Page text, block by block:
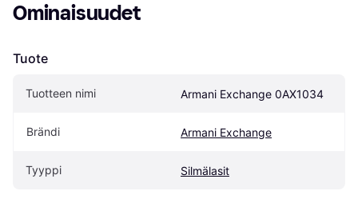
Ominaisuudet
Tuote
Tuotteen nimi Armani Exchange 0AX1034
Brändi Armani Exchange
Tyyppi Silmälasit